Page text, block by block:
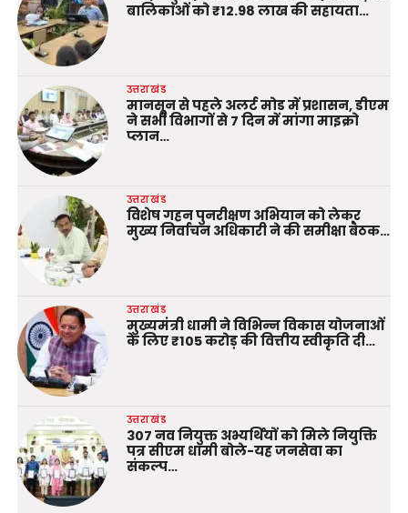
बालिकाओं को ₹12.98 लाख की सहायता…
उत्तराखंड
मानसून से पहले अलर्ट मोड में प्रशासन, डीएम
ने सभी विभागों से 7 दिन में मांगा माइक्रो
प्लान…
उत्तराखंड
विशेष गहन पुनरीक्षण अभियान को लेकर
मुख्य निर्वाचन अधिकारी ने की समीक्षा बैठक…
उत्तराखंड
मुख्यमंत्री धामी ने विभिन्न विकास योजनाओं
के लिए ₹105 करोड़ की वित्तीय स्वीकृति दी…
उत्तराखंड
307 नव नियुक्त अभ्यर्थियों को मिले नियुक्ति
पत्र सीएम धामी बोले-यह जनसेवा का
संकल्प…